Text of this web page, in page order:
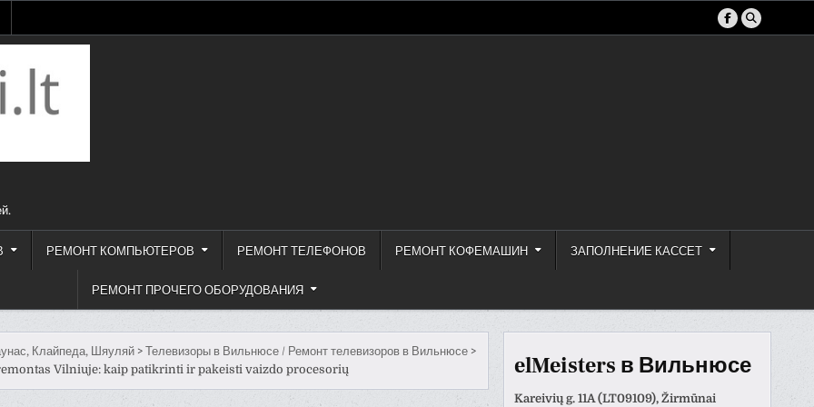
РЕМОНТ КОМПЬЮТЕРОВ РЕМОНТ ТЕЛЕФОНОВ РЕМОНТ КОФЕМАШИН ЗАПОЛНЕНИЕ КАССЕТ
РЕМОНТ ПРОЧЕГО ОБОРУДОВАНИЯ
Клайпеда, Шяуляй> Телевизоры в Вильнюсе / Ремонт телевизоров в Вильнюсе>
Vilniuje: kaip patikrinti ir pakeisti vaizdo procesorių
elMeisters в Вильнюсе
Kareivių g. 11A (LT09109), Žirmūnai